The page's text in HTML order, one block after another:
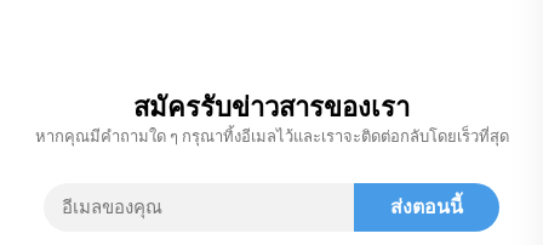
สมัครรับข่าวสารของเรา
หากคุณมีคำถามใด ๆ กรุณาทิ้งอีเมลไว้และเราจะติดต่อกลับโดยเร็วที่สุด
ส่งตอนนี้